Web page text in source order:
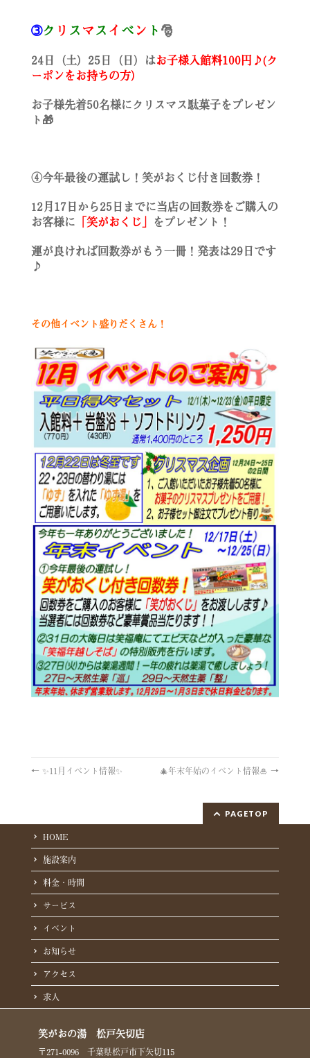
➂ク リ スマスイ ベン ト🎅
24日（土）25日（日）はお子様入館料100円♪(ク
ーポンをお持ちの方）
お子様先着50名様にクリスマス駄菓子をプレゼン
ト🎁
④今年最後の運試し！笑がおくじ付き回数券！
12月17日から25日までに当店の回数券をご購入の
お客様に 「笑がおくじ」 をプレゼント！
運が良ければ回数券がもう一冊！発表は29日です
♪
その他イベント盛りだくさん！
← ✨11月イベント情報✨ 🎄年末年始のイベント情報🎍 →
PAGETOP
HOME
施設案内
料金・時間
サービス
イベント
お知らせ
アクセス
求人
笑がおの湯 松戸矢切店
〒271-0096 千葉県松戸市下矢切115